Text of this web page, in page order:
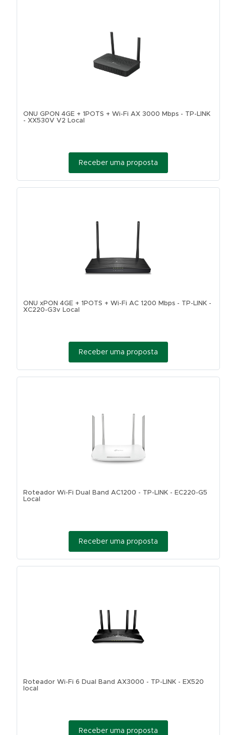
ONU GPON 4GE + 1POTS + Wi-Fi AX 3000 Mbps - TP-LINK
- XX530V V2 Local
Receber uma proposta
ONU xPON 4GE + 1POTS + Wi-Fi AC 1200 Mbps - TP-LINK -
XC220-G3v Local
Receber uma proposta
Roteador Wi-Fi Dual Band AC1200 - TP-LINK - EC220-G5
Local
Receber uma proposta
Roteador Wi-Fi 6 Dual Band AX3000 - TP-LINK - EX520
local
Receber uma proposta